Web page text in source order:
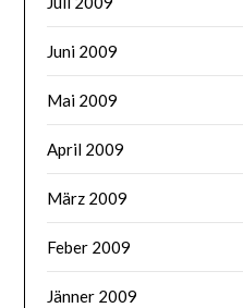
Juni 2009
Mai 2009
April 2009
März 2009
Feber 2009
Jänner 2009